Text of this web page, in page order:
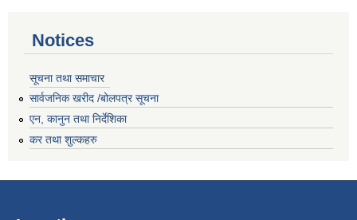
Notices
सूचना तथा समाचार
सार्वजनिक खरीद /बोलपत्र सूचना
एन, कानुन तथा निर्देशिका
कर तथा शुल्कहरु